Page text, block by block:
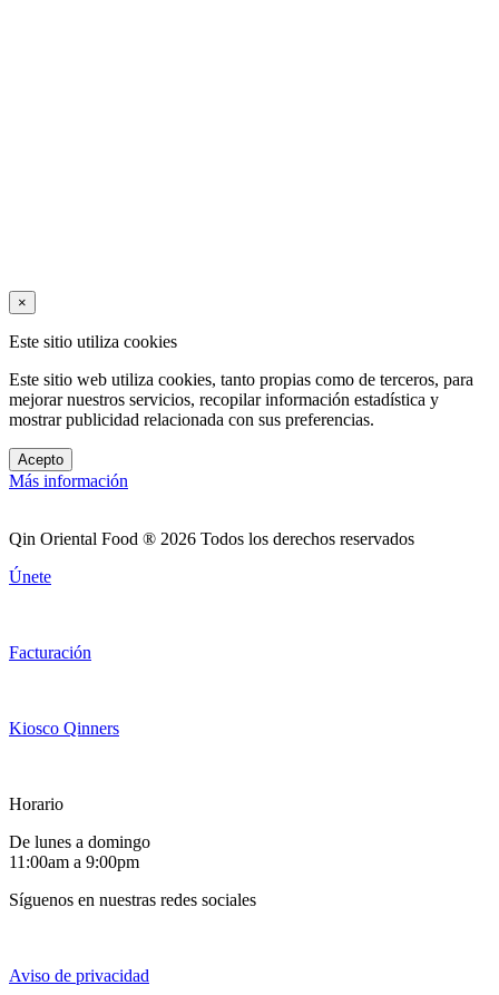
×
Este sitio utiliza cookies
Este sitio web utiliza cookies, tanto propias como de terceros, para
mejorar nuestros servicios, recopilar información estadística y
mostrar publicidad relacionada con sus preferencias.
Acepto
Más información
Qin Oriental Food ® 2026 Todos los derechos reservados
Únete
Facturación
Kiosco Qinners
Horario
De lunes a domingo
11:00am a 9:00pm
Síguenos en nuestras redes sociales
Aviso de privacidad